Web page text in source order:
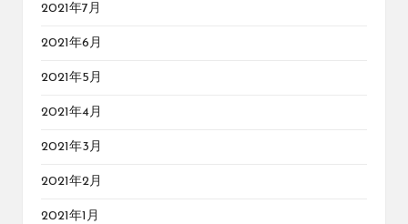
2021年7月
2021年6月
2021年5月
2021年4月
2021年3月
2021年2月
2021年1月